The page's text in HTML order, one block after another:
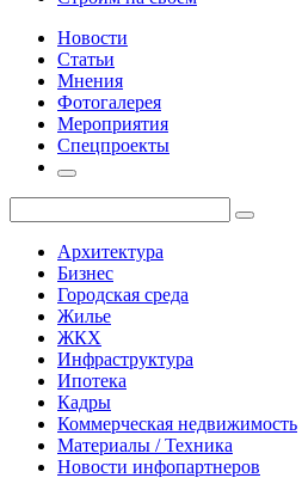
Новости
Статьи
Мнения
Фотогалерея
Мероприятия
Спецпроекты
Архитектура
Бизнес
Городская среда
Жилье
ЖКХ
Инфраструктура
Ипотека
Кадры
Коммерческая недвижимость
Материалы / Техника
Новости инфопартнеров